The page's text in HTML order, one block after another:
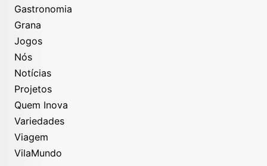
Gastronomia
Grana
Jogos
Nós
Notícias
Projetos
Quem Inova
Variedades
Viagem
VilaMundo